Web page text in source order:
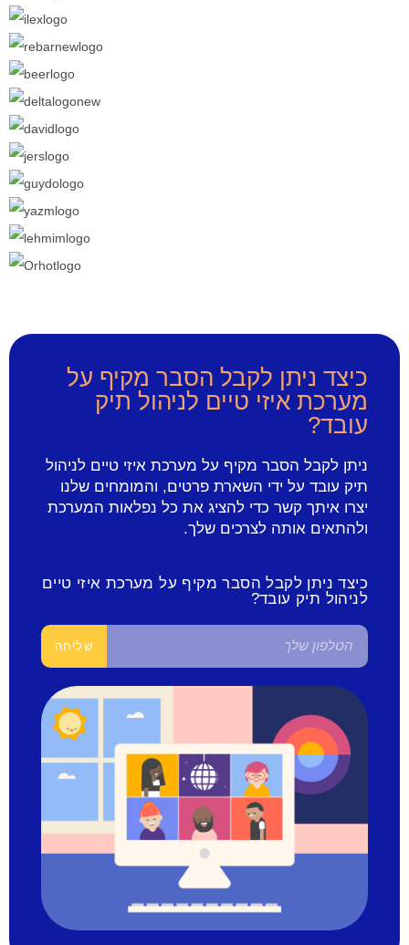
כיצד ניתן לקבל הסבר מקיף על
מערכת איזי טיים לניהול תיק
עובד?
ניתן לקבל הסבר מקיף על מערכת איזי טיים לניהול
תיק עובד על ידי השארת פרטים, והמומחים שלנו
יצרו איתך קשר כדי להציג את כל נפלאות המערכת
ולהתאים אותה לצרכים שלך.
כיצד ניתן לקבל הסבר מקיף על מערכת איזי טיים
לניהול תיק עובד?
שליחה